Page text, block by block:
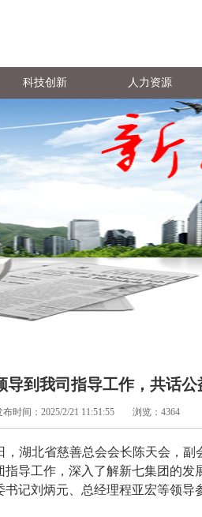
科技创新 人力资源
导到我司指导工作，共话公
布时间：2025/2/21 11:51:55 浏览：4364
，湖北省慈善总会会长陈天会，
导工作，深入了解新七集团的发
记刘炳元、总经理程亚宏等领导